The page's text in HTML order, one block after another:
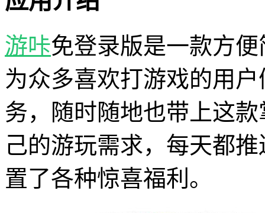
游咔免登录版是一款方便
为众多喜欢打游戏的用
务，随时随地也带上这
己的游玩需求，每天都
置了各种惊喜福利。